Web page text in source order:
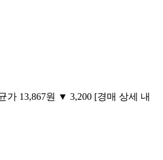
가 13,867원 ▼ 3,200 [경매 상세 내